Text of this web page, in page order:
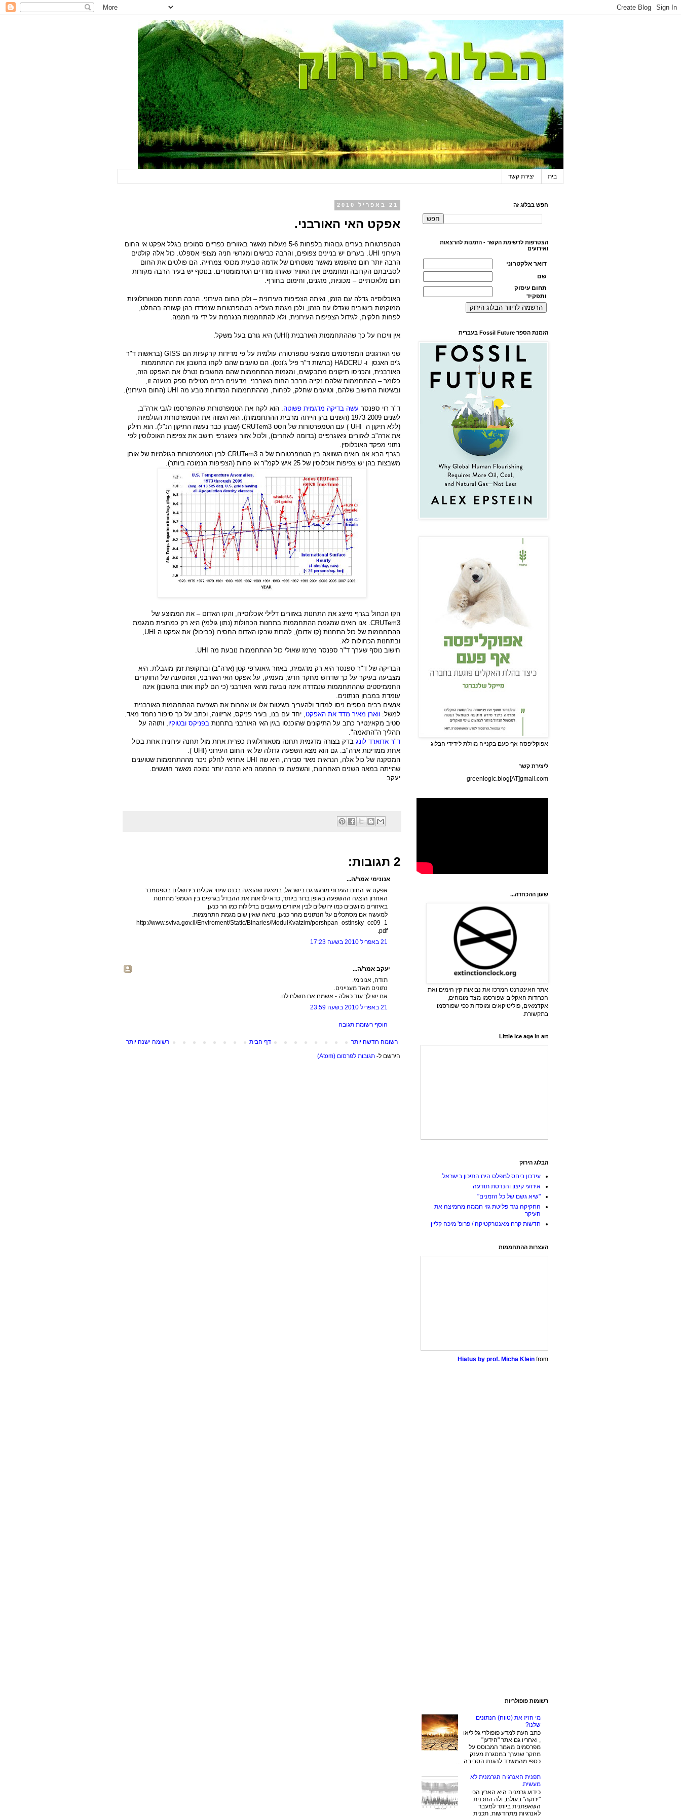
בית יצירת קשר
21 באפריל 2010
אפקט האי האורבני.
הטמפרטורות בערים גבוהות בלפחות 5-6 מעלות מאשר באזורים כפריים סמוכים בגלל אפקט אי החום
העירוני UHI . בערים יש בניינים צפופים, והרבה כבישים ומגרשי חניה מצופי אספלט. כול אלה קולטים
הרבה יותר חום מהשמש מאשר משטחים של אדמה טבעית מכוסי צמחייה. הם פולטים את החום
לסביבתם הקרובה ומחממים את האוויר שאותו מודדים הטרמומטרים. בנוסף יש בעיר הרבה מקורות
חום מלאכותיים – מכוניות, מזגנים, וחימום בחורף.
האוכלוסייה גדלה עם הזמן, ואיתה הצפיפות העירונית – ולכן החום העירוני. הרבה תחנות מטאורולוגיות
ממוקמות בישובים שגדלו עם הזמן, ולכן מגמת העלייה בטמפרטורות שנמדדו בהן קשורה בהחלט,
לפחות חלקית, לגידול הצפיפות העירונית, ולא להתחממות הנגרמת על ידי גזי חממה.
אין וויכוח על כך שההתחממות האורבנית (UHI) היא גורם בעל משקל.
שני הארגונים המפרסמים ממוצעי טמפרטורה עולמית על פי מדידות קרקעיות הם GISS (בראשות ד"ר
ג'ים האנסן ו- HADCRU (ברשות ד"ר פיל ג'ונס). הם טוענים שהם לקחו בחשבון את ההתחממות
האורבנית, והכניסו תיקונים מתבקשים, ומגמות ההתחממות שהם מחשבים נטרלו את האפקט הזה,
כלומר – ההתחממות שלהם נקייה מרבב החום האורבני. מדענים רבים מטילים ספק בטענה זו,
ובשיטות החישוב שלהם, וטוענים שחלק, לפחות, מההתחממות המדווחת נובע מה UHI (החום העירוני).
ד"ר רוי ספנסר עשה בדיקה מדגמית פשוטה . הוא לקח את הטמפרטורות שהתפרסמו לגבי ארה"ב,
לשנים 1973-2009 (השנים בהן הייתה מרבית ההתחממות). הוא השווה את הטמפרטורות הגולמיות
(ללא תיקון ה
UHI ) עם הטמפרטורות של הסט CRUTem3 (שבהן כבר נעשה התיקון הנ"ל). הוא חילק
את ארה"ב לאזורים גיאוגרפיים (בדומה לאחרים), ולכול אזור גיאוגרפי חישב את צפיפות האוכלוסין לפי
נתוני מפקד האוכלוסין.
בגרף הבא אנו רואים השוואה בין הטמפרטורות של ה CRUTem3 לבין הטמפרטורות הגולמיות של אותן
משבצות בהן יש צפיפות אוכלוסין של 25 איש לקמ"ר או פחות (הצפיפות הנמוכה ביותר).
הקו הכחול בגרף מייצג את התחנות באזורים דלילי אוכלוסייה, והקו האדום – את הממוצע של
CRUTem3 . אנו רואים שמגמת ההתחממות בתחנות הכחולות (נתון גולמי) היא רק כמחצית ממגמת
ההתחממות של כול התחנות (קו אדום), למרות שבקו האדום החסירו (כביכול) את אפקט ה UHI
ובתחנות הכחולות לא.
חישוב נוסף שערך ד"ר ספנסר מרמז שאולי כול ההתחממות נובעת מה UHI
הבדיקה של ד"ר ספנסר היא רק מדגמית, באזור גיאוגרפי קטן (ארה"ב) ובתקופת זמן מוגבלת. היא
מצביעה בעיקר על כך שדרוש מחקר חדש, מעמיק, על אפקט האי האורבני, ושהטענה של החוקרים
החממיסטים שההתחממות שנמדדה אינה נובעת מהאי האורבני (כי הם לקחו אותו בחשבון) אינה
עומדת במבחן הנתונים.
אנשים רבים נוספים ניסו למדוד ולהעריך בשיטות אלו או אחרות את השפעת ההתחממות האורבנית.
למשל: ווארן מאיר מדד את האפקט , יחד עם בנו, בעיר פניקס, אריזונה, וכתב על כך סיפור נחמד מאד.
סטיב מקאינטייר כתב על התיקונים שהוכנסו בגין האי האורבני בתחנות בפניקס ובטוקיו , ותוהה על
תהליך ה"התאמה".
ד"ר אדוארד לונג בדק בצורה מדגמית תחנה מטאורולוגית כפרית אחת מול תחנה עירונית אחת בכול
אחת ממדינות ארה"ב. גם הוא מצא השפעה גדולה של אי החום העירוני (UHI
).
המסקנה של כול אלה, הנראית מאד סבירה, היא שה UHI אחראי לחלק ניכר מההתחממות שטוענים
שהייתה במאה השנים האחרונות, והשפעת גזי החממה היא הרבה יותר נמוכה מאשר חוששים.
יעקב
2 תגובות:
אנונימי אמר/ה...
אפקט אי החום העירוני מורגש גם בישראל, במצגת שהוצגה בכנס שינוי אקלים בירושלים בספטמבר
האחרון הוצגה ההשפעה באופן ברור ביותר, כדאי לראות את ההבדל בגרפים בין הטמפ' מתחנות
באיזורים מיושבים כמו ירושלים לבין איזורים מיושבים בדלילות כמו הר כנען.
למעשה אם מסתכלים על הנתונים מהר כנען, נראה שאין שום מגמת התחממות.
http://www.sviva.gov.il/Enviroment/Static/Binaries/ModulKvatzim/porshpan_ostinsky_cc09_1
.pdf
21 באפריל 2010 בשעה 17:23
יעקב אמר/ה...
תודה, אנונימי.
נתונים מאד מעניינים.
אם יש לך עוד כאלה - אשמח אם תשלח לנו.
21 באפריל 2010 בשעה 23:59
הוסף רשומת תגובה
רשומה חדשה יותר רשומה ישנה יותר
דף הבית
הירשם ל- תגובות לפרסום (Atom)
חפש בבלוג זה
הצטרפות לרשימת הקשר - הזמנות להרצאות
ואירועים
דואר אלקטרוני
שם
תחום עיסוק
ותפקיד
הזמנת הספר Fossil Future בעברית
אפוקליפסה אף פעם בקנייה מוזלת לידידי הבלוג
ליצירת קשר
greenlogic.blog[AT]gmail.com
שעון ההכחדה...
אתר האינטרנט המרכז את נבואות קץ הימים ואת
הכחדות האקלים שפורסמו מצד מומחים,
אקדמאים, פוליטיקאים ומוסדות כפי שפורסמו
בתקשורת.
Little ice age in art
הבלוג הירוק
עידכון ביחס למפלס הים התיכון בישראל.
אירועי קיצון והנדסת תודעה
"שיא גשם של כל הזמנים"
החקיקה נגד פליטת גזי חממה מחמיצה את
העיקר
חדשות קרח מאנטרקטיקה / פרופ' מיכה קליין
העצרות ההתחממות
Hiatus by prof. Micha Klein from
רשומות פופולריות
מי הזיז את (טווח) הנתונים
שלנו?
כתב העת למדע פופולרי גליליאו
, ואחריו גם אתר "הידען"
מפרסמים מאמר המבוסס על
מחקר שנערך במסגרת מענק
כספי מהמשרד להגנת הסביבה. ...
תפנית האנרגיה הגרמנית לא
מעשית.
כידוע גרמניה היא הארץ הכי
"ירוקה" בעולם, ולה התכנית
השאפתנית ביותר למעבר
לאנרגיות מתחדשות. תכנית